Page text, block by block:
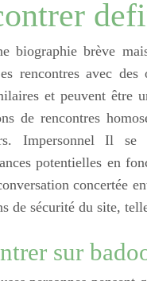
biographie brève
rencontres avec
et peuvent être
de rencontres
Impersonnel Il
potentielles en
concertée
de sécurité du site,
sur